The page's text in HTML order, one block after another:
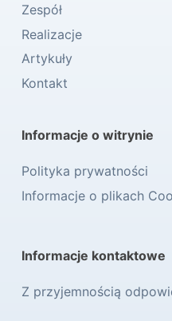
Zespół
Realizacje
Artykuły
Kontakt
Informacje o witrynie
Polityka prywatności
Informacje o plikach
Informacje kontaktowe
Z przyjemnością